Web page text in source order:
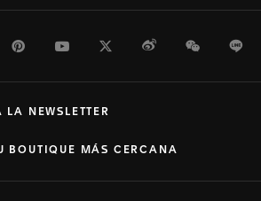
PinterestYoutubeTwitterWeiboWeChat
BOUTIQUE MÁS CERCANA
LA NEWSLETTER